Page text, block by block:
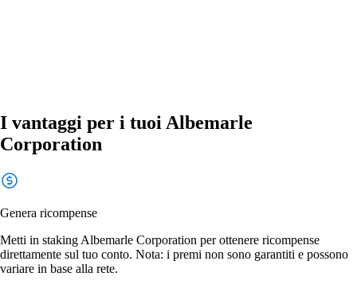
I vantaggi per i tuoi Albemarle
Corporation
Genera ricompense
Metti in staking Albemarle Corporation per ottenere ricompense
direttamente sul tuo conto. Nota: i premi non sono garantiti e possono
variare in base alla rete.